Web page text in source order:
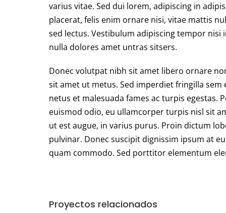
varius vitae. Sed dui lorem, adipiscing in
placerat, felis enim ornare nisi, vitae mattis
sed lectus. Vestibulum adipiscing tempor
nulla dolores amet untras sitsers.
Donec volutpat nibh sit amet libero ornare
sit amet ut metus. Sed imperdiet fringilla
netus et malesuada fames ac turpis egestas.
euismod odio, eu ullamcorper turpis nisl sit
ut est augue, in varius purus. Proin dictum
pulvinar. Donec suscipit dignissim ipsum at
quam commodo. Sed porttitor elementum
Proyectos relacionados